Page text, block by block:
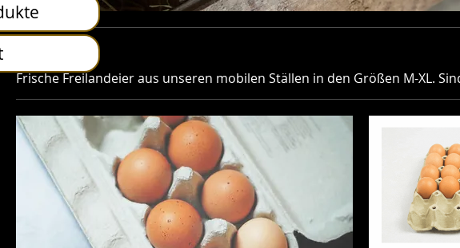
Frische Freilandeier aus unseren mobilen Ställen in den Größen M-XL.